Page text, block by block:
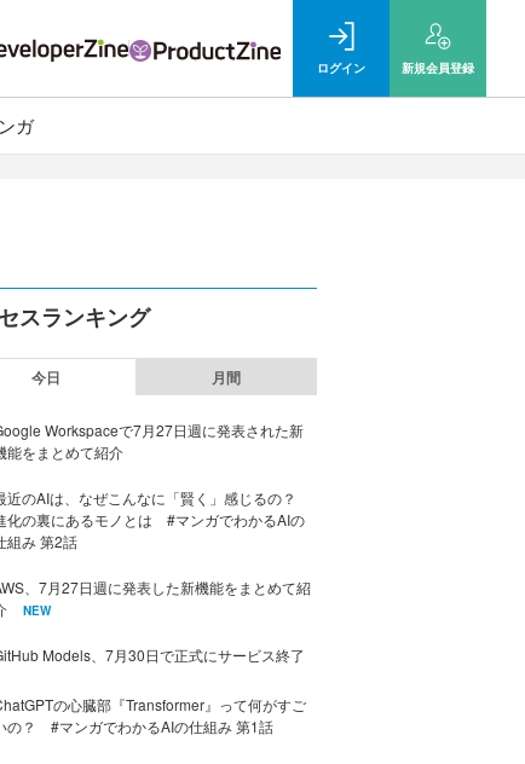
ログイン 新規会員登録
ガ
スランキング
今日 月間
Workspaceで7月27日週に発表された新
能をまとめて紹介
近のAIは、なぜこんなに「賢く」感じるの？
化の裏にあるモノとは #マンガでわかるAIの
組み 第2話
、7月27日週に発表した新機能をまとめて紹
NEW
Models、7月30日で正式にサービス終了
の心臓部『Transformer』って何がすご
の？ #マンガでわかるAIの仕組み 第1話